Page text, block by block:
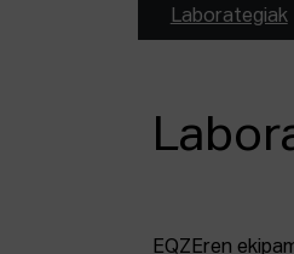
Laborategiak
EQZEren